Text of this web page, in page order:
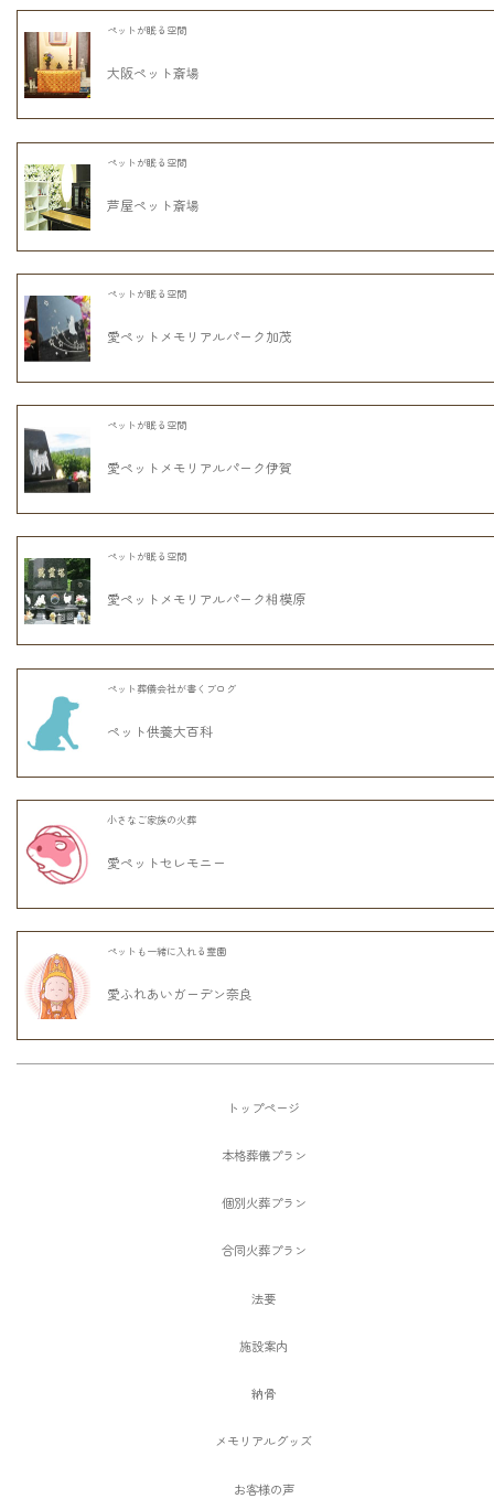
ペットが眠る空間
大阪ペット斎場
ペットが眠る空間
芦屋ペット斎場
ペットが眠る空間
愛ペットメモリアルパーク加茂
ペットが眠る空間
愛ペットメモリアルパーク伊賀
ペットが眠る空間
愛ペットメモリアルパーク相模原
ペット葬儀会社が書くブログ
ペット供養大百科
小さなご家族の火葬
愛ペットセレモニー
ペットも一緒に入れる霊園
愛ふれあいガーデン奈良
トップページ
本格葬儀プラン
個別火葬プラン
合同火葬プラン
法要
施設案内
納骨
メモリアルグッズ
お客様の声